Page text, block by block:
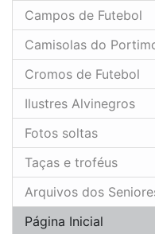
Campos de Futebol
Camisolas do
Cromos de Futebol
Ilustres Alvinegros
Fotos soltas
Taças e troféus
Arquivos dos
Página Inicial